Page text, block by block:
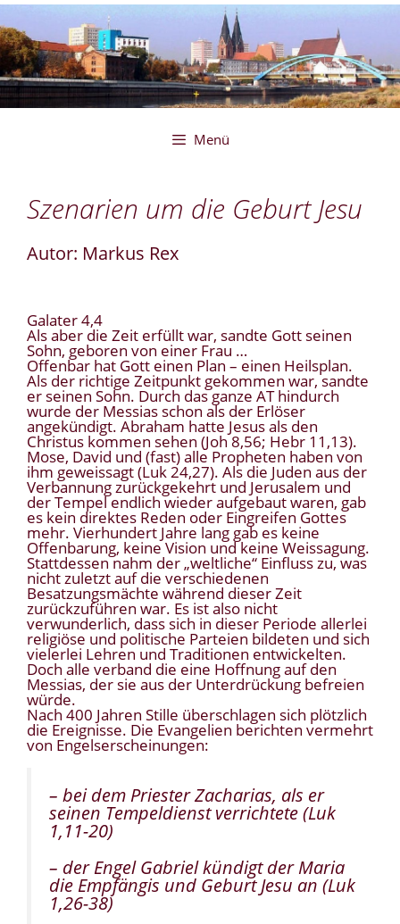
Zum
Inhalt
springen
Menü
Szenarien um die Geburt Jesu
Autor: Markus Rex
Galater 4,4
Als aber die Zeit erfüllt war, sandte Gott seinen
Sohn, geboren von einer Frau …
Offenbar hat Gott einen Plan – einen Heilsplan.
Als der richtige Zeitpunkt gekommen war, sandte
er seinen Sohn. Durch das ganze AT hindurch
wurde der Messias schon als der Erlöser
angekündigt. Abraham hatte Jesus als den
Christus kommen sehen (Joh 8,56; Hebr 11,13).
Mose, David und (fast) alle Propheten haben von
ihm geweissagt (Luk 24,27). Als die Juden aus der
Verbannung zurückgekehrt und Jerusalem und
der Tempel endlich wieder aufgebaut waren, gab
es kein direktes Reden oder Eingreifen Gottes
mehr. Vierhundert Jahre lang gab es keine
Offenbarung, keine Vision und keine Weissagung.
Stattdessen nahm der „weltliche“ Einfluss zu, was
nicht zuletzt auf die verschiedenen
Besatzungsmächte während dieser Zeit
zurückzuführen war. Es ist also nicht
verwunderlich, dass sich in dieser Periode allerlei
religiöse und politische Parteien bildeten und sich
vielerlei Lehren und Traditionen entwickelten.
Doch alle verband die eine Hoffnung auf den
Messias, der sie aus der Unterdrückung befreien
würde.
Nach 400 Jahren Stille überschlagen sich plötzlich
die Ereignisse. Die Evangelien berichten vermehrt
von Engelserscheinungen:
– bei dem Priester Zacharias, als er
seinen Tempeldienst verrichtete (Luk
1,11-20)
– der Engel Gabriel kündigt der Maria
die Empfängis und Geburt Jesu an (Luk
1,26-38)